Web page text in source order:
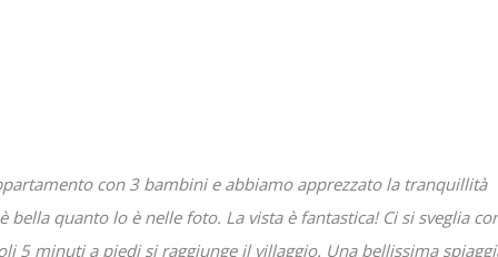
con 3 bambini e abbiamo apprezzato la tranquillità
bella quanto lo è nelle foto. La vista è fantastica! Ci si sveglia
5 minuti a piedi si raggiunge il villaggio. Una bellissima